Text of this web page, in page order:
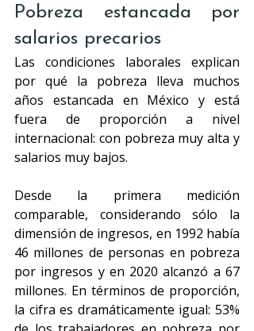
Pobreza estancada por
salarios precarios
Las condiciones laborales explican
por qué la pobreza lleva muchos
años estancada en México y está
fuera de proporción a nivel
internacional: con pobreza muy alta y
salarios muy bajos.
Desde la primera medición
comparable, considerando sólo la
dimensión de ingresos, en 1992 había
46 millones de personas en pobreza
por ingresos y en 2020 alcanzó a 67
millones. En términos de proporción,
la cifra es dramáticamente igual: 53%